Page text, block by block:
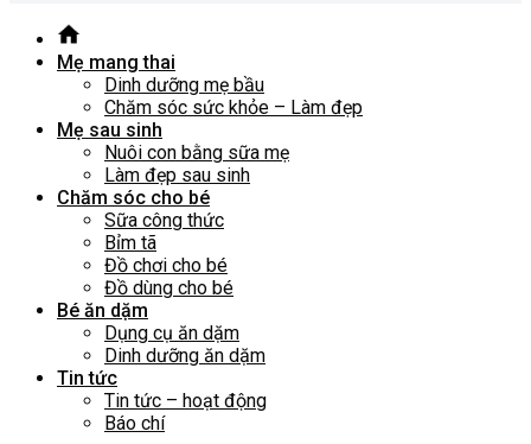
Mẹ mang thai
Dinh dưỡng mẹ bầu
Chăm sóc sức khỏe – Làm đẹp
Mẹ sau sinh
Nuôi con bằng sữa mẹ
Làm đẹp sau sinh
Chăm sóc cho bé
Sữa công thức
Bỉm tã
Đồ chơi cho bé
Đồ dùng cho bé
Bé ăn dặm
Dụng cụ ăn dặm
Dinh dưỡng ăn dặm
Tin tức
Tin tức – hoạt động
Báo chí